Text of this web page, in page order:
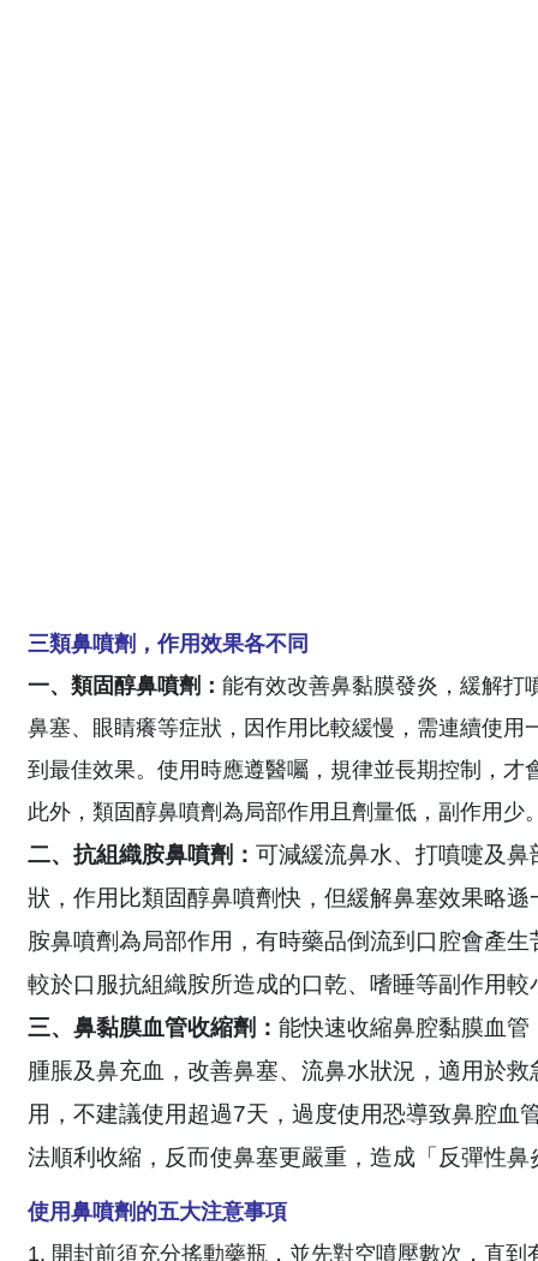
三類鼻噴劑，作用效果各不同
一、類固醇鼻噴劑： 能有效改善鼻黏膜發炎，緩解打
鼻塞、眼睛癢等症狀，因作用比較緩慢，需連續使用
到最佳效果。使用時應遵醫囑，規律並長期控制，才
此外，類固醇鼻噴劑為局部作用且劑量低，副作用少
二、抗組織胺鼻噴劑： 可減緩流鼻水、打噴嚏及鼻
狀，作用比類固醇鼻噴劑快，但緩解鼻塞效果略遜
胺鼻噴劑為局部作用，有時藥品倒流到口腔會產生
較於口服抗組織胺所造成的口乾、嗜睡等副作用較
三、鼻黏膜血管收縮劑： 能快速收縮鼻腔黏膜血管
腫脹及鼻充血，改善鼻塞、流鼻水狀況，適用於救
用，不建議使用超過7天，過度使用恐導致鼻腔血
法順利收縮，反而使鼻塞更嚴重，造成「反彈性鼻
使用鼻噴劑的五大注意事項
1. 開封前須充分搖動藥瓶，並先對空噴壓數次，直到